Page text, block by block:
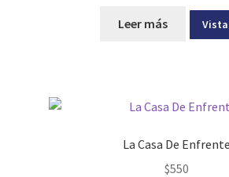
Leer más
La Casa De Enfrente
$550